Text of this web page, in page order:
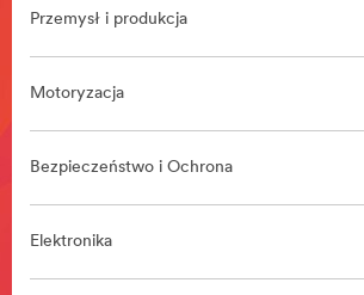
Przemysł i produkcja
Motoryzacja
Bezpieczeństwo i Ochrona
Elektronika